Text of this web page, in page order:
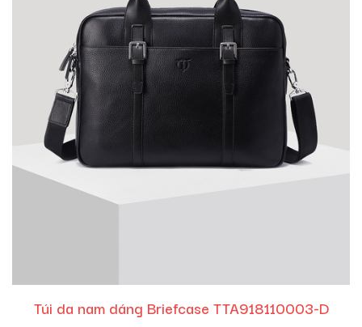
Túi da nam dáng Briefcase TTA918110003-D